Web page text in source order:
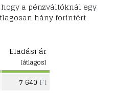
a pénzváltóknál egy
hány forintért
Eladási ár
(átlagos)
7 640 Ft